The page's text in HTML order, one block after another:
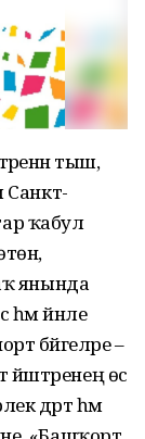
тыш,
Санкт-
ҡабул
янында
йәнле
бәйгеләре –
өс
дәрт һәм